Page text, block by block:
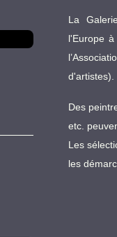
La
l'Europe à
d'artistes).
Des
etc.
Les
les